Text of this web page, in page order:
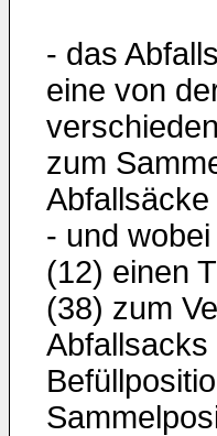
- das
eine von
zum
- und
(12) einen
(38) zum